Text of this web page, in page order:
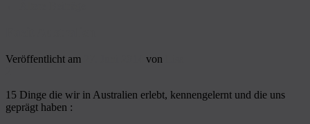
Veröffentlicht am von
15 Dinge die wir in Australien erlebt, kennengelernt und die uns
geprägt haben :